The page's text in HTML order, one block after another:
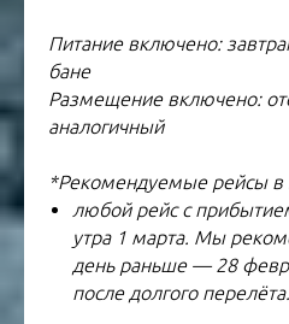
Питание включено:
бане
Размещение включено:
аналогичный
*Рекомендуемые рейсы в
любой рейс с
утра 1 марта. Мы
день раньше — 28
после долгого перелёта.